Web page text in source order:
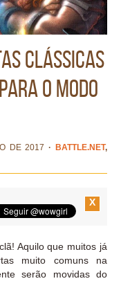
clássicas
o modo
DE 2017 · BATTLE.NET,
X
Aquilo que muitos já
muito comuns na
serão movidas do